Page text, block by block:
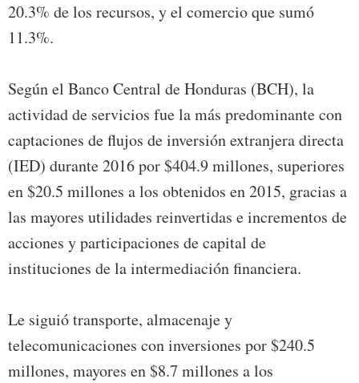
20.3% de los recursos, y el comercio que sumó
11.3%.
Según el Banco Central de Honduras (BCH), la
actividad de servicios fue la más predominante con
captaciones de flujos de inversión extranjera directa
(IED) durante 2016 por $404.9 millones, superiores
en $20.5 millones a los obtenidos en 2015, gracias a
las mayores utilidades reinvertidas e incrementos de
acciones y participaciones de capital de
instituciones de la intermediación financiera.
Le siguió transporte, almacenaje y
telecomunicaciones con inversiones por $240.5
millones, mayores en $8.7 millones a los